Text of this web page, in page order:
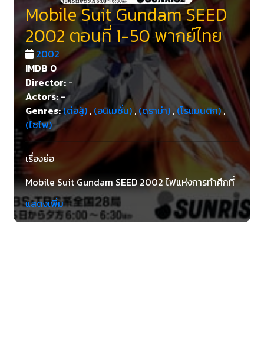
Mobile Suit Gundam SEED
2002 ตอนที่ 1-50 พากย์ไทย
2002
IMDB0
Director: -
Actors:-
Genres:(ต่อสู้) , (อนิเมชั่น) ,(ดราม่า) , (โรแมนติก),
(ไซไฟ)
เรื่องย่อ
Mobile Suit Gundam SEED 2002 ไฟแห่งการทำศึกที่
ครุกกรุ่นกำลังจะโหมกระจายในอีกไม่นานนี้..เรื่องราว
Mobile Suit Gundam SEED เกี่ยวกับการสู้รบระหว่าง
เนเชอรัล รวมทั้ง โคออร์ดิเนเตอร์. โคออร์ดิเนโคนร์ หรือ
แสดงเพิ่ม